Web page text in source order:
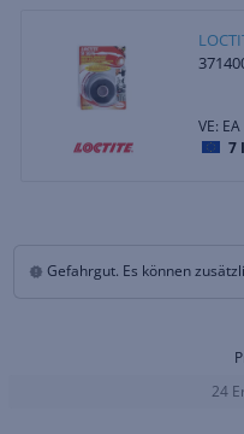
VE: EA
7
Gefahrgut. Es können
24